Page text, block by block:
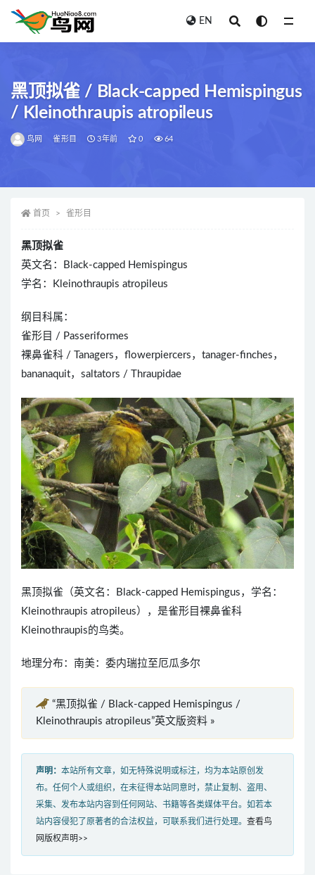
EN
黑顶拟雀 / Black-capped Hemispingus
/ Kleinothraupis atropileus
鸟网 雀形目 3年前 0 64
首页 雀形目
黑顶拟雀
英文名：Black-capped Hemispingus
学名：Kleinothraupis atropileus
纲目科属：
雀形目 / Passeriformes
裸鼻雀科 / Tanagers，flowerpiercers，tanager-finches，
bananaquit，saltators / Thraupidae
黑顶拟雀（英文名：Black-capped Hemispingus，学名：
Kleinothraupis atropileus），是雀形目裸鼻雀科
Kleinothraupis的鸟类。
地理分布：南美：委内瑞拉至厄瓜多尔
“黑顶拟雀 / Black-capped Hemispingus /
Kleinothraupis atropileus”英文版资料 »
声明： 本站所有文章，如无特殊说明或标注，均为本站原创发
布。任何个人或组织，在未征得本站同意时，禁止复制、盗用、
采集、发布本站内容到任何网站、书籍等各类媒体平台。如若本
站内容侵犯了原著者的合法权益，可联系我们进行处理。 查看鸟
网版权声明>>